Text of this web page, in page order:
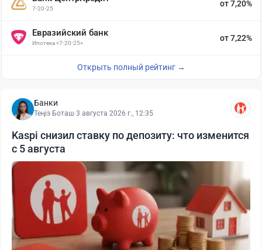
7-20-25
от 7,20%
Евразийский банк
Ипотека «7-20-25»
от 7,22%
Открыть полный рейтинг →
Банки
Теңіз Боташ·3 августа 2026 г., 12:35
Kaspi снизил ставку по депозиту: что изменится
с 5 августа